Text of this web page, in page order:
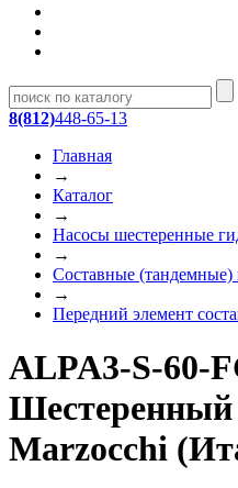
8(812)448-65-13
Главная
→
Каталог
→
Насосы шестеренные
→
Составные (тандемные)
→
Передний элемент
ALPA3-S-60-
Шестеренный
Marzocchi